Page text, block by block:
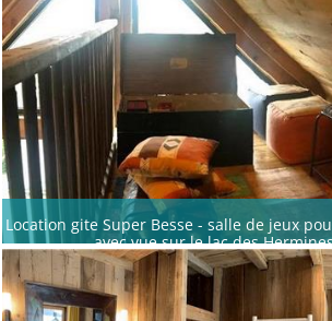
Location gite Super Besse - salle de jeux
avec vue sur le lac des